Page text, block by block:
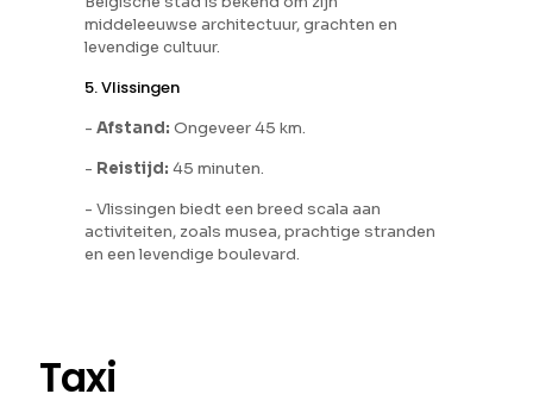
middeleeuwse architectuur, grachten en
levendige cultuur.
5. Vlissingen
-Afstand: Ongeveer 45 km.
- Reistijd: 45 minuten.
- Vlissingen biedt een breed scala aan
activiteiten, zoals musea, prachtige stranden
en een levendige boulevard.
Taxi